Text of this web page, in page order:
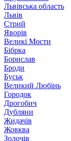
Львівська область
Львів
Стрий
Яворів
Великі Мости
Бібрка
Борислав
Броди
Буськ
Великий Любінь
Городок
Дрогобич
Дубляни
Жидачів
Жовква
Золочів